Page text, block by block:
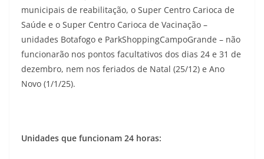
municipais de reabilitação, o Super Centro Carioca de
Saúde e o Super Centro Carioca de Vacinação –
unidades Botafogo e ParkShoppingCampoGrande – não
funcionarão nos pontos facultativos dos dias 24 e 31 de
dezembro, nem nos feriados de Natal (25/12) e Ano
Novo (1/1/25).
Unidades que funcionam 24 horas: